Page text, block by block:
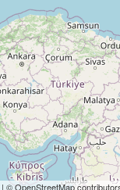
| © OpenStreetMap